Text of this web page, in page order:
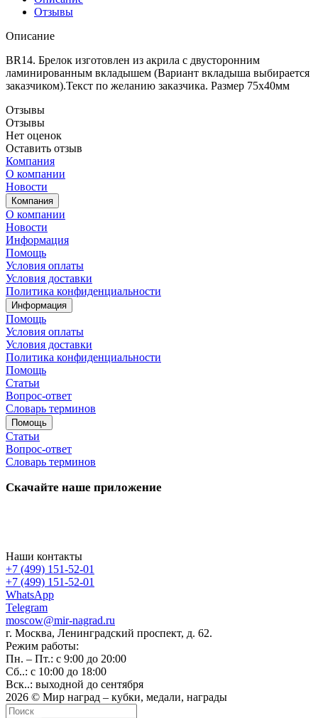
Отзывы
Описание
BR14. Брелок изготовлен из акрила с двусторонним
ламинированным вкладышем (Вариант вкладыша выбирается
заказчиком).Текст по желанию заказчика. Размер 75х40мм
Отзывы
Отзывы
Нет оценок
Оставить отзыв
Компания
О компании
Новости
Компания
О компании
Новости
Информация
Помощь
Условия оплаты
Условия доставки
Политика конфиденциальности
Информация
Помощь
Условия оплаты
Условия доставки
Политика конфиденциальности
Помощь
Статьи
Вопрос-ответ
Словарь терминов
Помощь
Статьи
Вопрос-ответ
Словарь терминов
Скачайте наше приложение
Наши контакты
+7 (499) 151-52-01
+7 (499) 151-52-01
WhatsApp
Telegram
moscow@mir-nagrad.ru
г. Москва, Ленинградский проспект, д. 62.
Режим работы:
Пн. – Пт.: с 9:00 до 20:00
Сб..: с 10:00 до 18:00
Вск..: выходной до сентября
2026 © Мир наград – кубки, медали, награды